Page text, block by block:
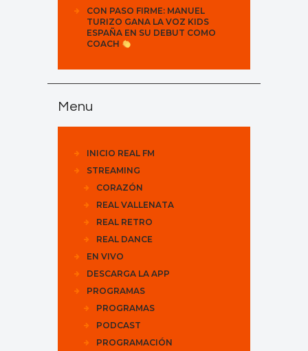
CON PASO FIRME: MANUEL
TURIZO GANA LA VOZ KIDS
ESPAÑA EN SU DEBUT COMO
COACH
Menu
INICIO REAL FM
STREAMING
CORAZÓN
REAL VALLENATA
REAL RETRO
REAL DANCE
EN VIVO
DESCARGA LA APP
PROGRAMAS
PROGRAMAS
PODCAST
PROGRAMACIÓN